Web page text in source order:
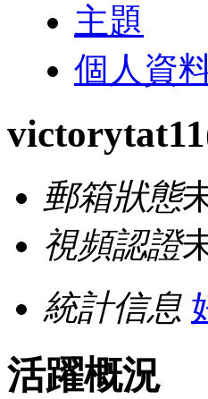
主題
個人資
victorytat11
郵箱狀態
視頻認證
統計信息
活躍概況